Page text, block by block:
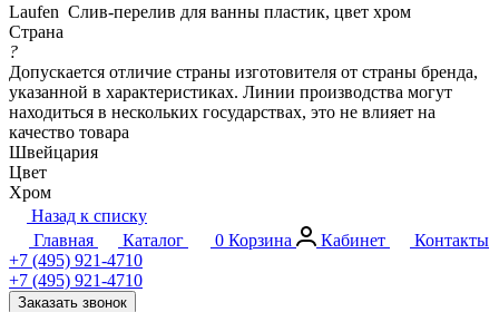
Laufen Слив-перелив для ванны пластик, цвет хром
Страна
?
Допускается отличие страны изготовителя от страны бренда,
указанной в характеристиках. Линии производства могут
находиться в нескольких государствах, это не влияет на
качество товара
Швейцария
Цвет
Хром
Назад к списку
Главная
Каталог 0 Корзина Кабинет
Контакты
+7 (495) 921-4710
+7 (495) 921-4710
Заказать звонок